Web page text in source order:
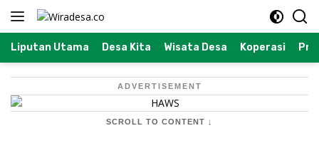
Langsung
Liputan Utama Desa Kita Wisata Desa Koperasi
ADVERTISEMENT
SCROLL TO CONTENT ↓